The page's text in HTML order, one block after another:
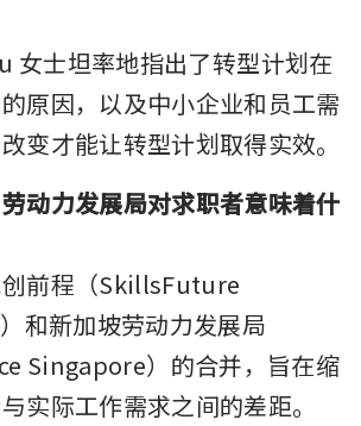
女士坦率地指出了转型计划在
原因，以及中小企业和员工需
变才能让转型计划取得实效。
动力发展局对求职者意味着什
前程（SkillsFuture
和新加坡劳动力发展局
Singapore）的合并，旨在缩
实际工作需求之间的差距。